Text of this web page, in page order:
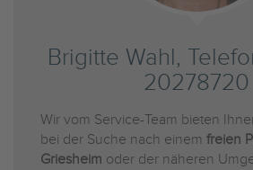
Brigitte Wahl,
20278720
Wir vom Service-Team bieten
bei der Suche nach einem freien
Griesheim oder der näheren